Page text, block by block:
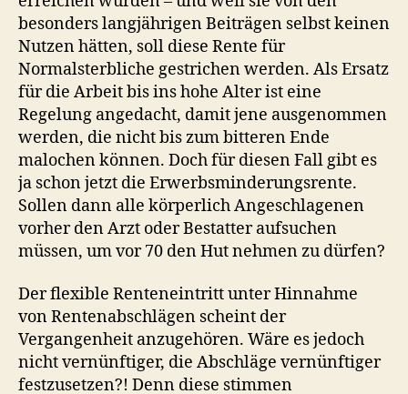
besonders langjährigen Beiträgen selbst keinen
Nutzen hätten, soll diese Rente für
Normalsterbliche gestrichen werden. Als Ersatz
für die Arbeit bis ins hohe Alter ist eine
Regelung angedacht, damit jene ausgenommen
werden, die nicht bis zum bitteren Ende
malochen können. Doch für diesen Fall gibt es
ja schon jetzt die Erwerbsminderungsrente.
Sollen dann alle körperlich Angeschlagenen
vorher den Arzt oder Bestatter aufsuchen
müssen, um vor 70 den Hut nehmen zu dürfen?
Der flexible Renteneintritt unter Hinnahme
von Rentenabschlägen scheint der
Vergangenheit anzugehören. Wäre es jedoch
nicht vernünftiger, die Abschläge vernünftiger
festzusetzen?! Denn diese stimmen